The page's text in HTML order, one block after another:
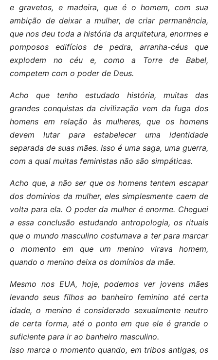
e gravetos, e madeira, que é o homem, com sua
ambição de deixar a mulher, de criar permanência,
que nos deu toda a história da arquitetura, enormes e
pomposos edifícios de pedra, arranha-céus que
explodem no céu e, como a Torre de Babel,
competem com o poder de Deus.
Acho que tenho estudado história, muitas das
grandes conquistas da civilização vem da fuga dos
homens em relação às mulheres, que os homens
devem lutar para estabelecer uma identidade
separada de suas mães. Isso é uma saga, uma guerra,
com a qual muitas feministas não são simpáticas.
Acho que, a não ser que os homens tentem escapar
dos domínios da mulher, eles simplesmente caem de
volta para ela. O poder da mulher é enorme. Cheguei
a essa conclusão estudando antropologia, os rituais
que o mundo masculino costumava a ter para marcar
o momento em que um menino virava homem,
quando o menino deixa os domínios da mãe.
Mesmo nos EUA, hoje, podemos ver jovens mães
levando seus filhos ao banheiro feminino até certa
idade, o menino é considerado sexualmente neutro
de certa forma, até o ponto em que ele é grande o
suficiente para ir ao banheiro masculino.
Isso marca o momento quando, em tribos antigas, os